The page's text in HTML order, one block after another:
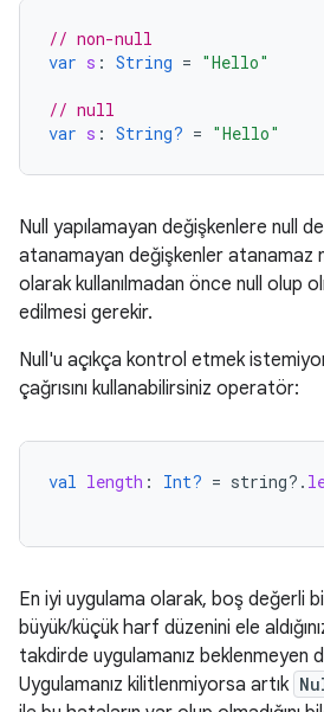
// non-null
var s : String = "Hello"
// null
var s : String? = "Hello"
Null yapılamayan değişkenlere null
atanamayan değişkenler atanamaz
olarak kullanılmadan önce null olup
edilmesi gerekir.
Null'u açıkça kontrol etmek
çağrısını kullanabilirsiniz operatör:
val length : Int? = string?.
En iyi uygulama olarak, boş değerli
büyük/küçük harf düzenini ele
takdirde uygulamanız beklenmeyen
Uygulamanız kilitlenmiyorsa artık